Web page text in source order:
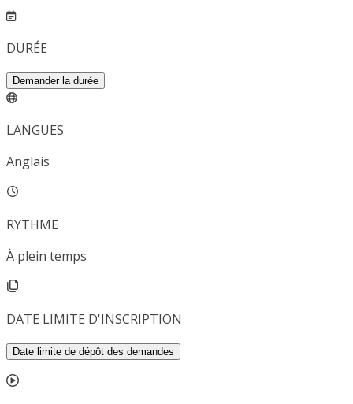
DURÉE
Demander la durée
LANGUES
Anglais
RYTHME
À plein temps
DATE LIMITE D'INSCRIPTION
Date limite de dépôt des demandes